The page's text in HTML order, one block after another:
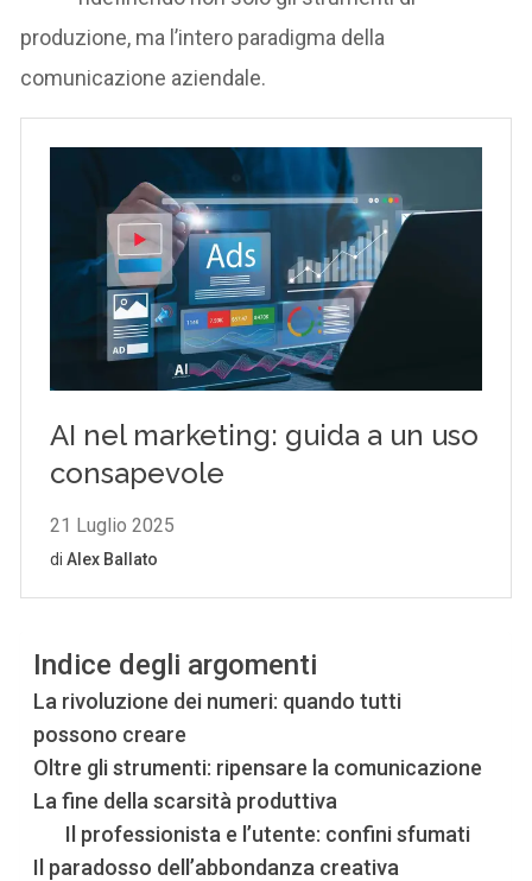
produzione, ma l’intero paradigma della
comunicazione aziendale.
Indice degli argomenti
La rivoluzione dei numeri: quando tutti
possono creare
Oltre gli strumenti: ripensare la comunicazione
La fine della scarsità produttiva
Il professionista e l’utente: confini sfumati
Il paradosso dell’abbondanza creativa